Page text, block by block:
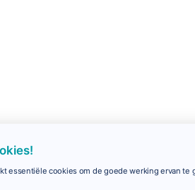
essentiële cookies om de goede werking ervan